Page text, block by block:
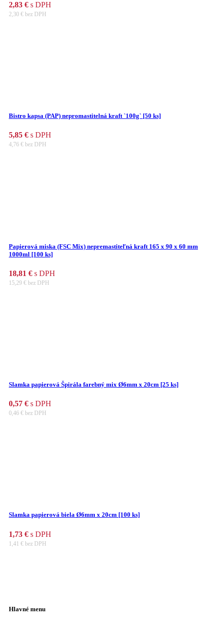
2,83 € s DPH
2,30 € bez DPH
Bistro kapsa (PAP) nepromastitelná kraft `100g` [50 ks]
5,85 € s DPH
4,76 € bez DPH
Papierová miska (FSC Mix) nepremastiteľná kraft 165 x 90 x 60 mm
1000ml [100 ks]
18,81 € s DPH
15,29 € bez DPH
Slamka papierová Špirála farebný mix Ø6mm x 20cm [25 ks]
0,57 € s DPH
0,46 € bez DPH
Slamka papierová biela Ø6mm x 20cm [100 ks]
1,73 € s DPH
1,41 € bez DPH
Hlavné menu